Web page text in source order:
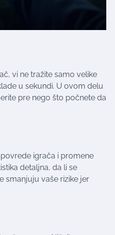
vi ne tražite samo velike
u sekundi. U ovom delu
pre nego što počnete da
igrača i promene
detaljna, da li se
smanjuju vaše rizike jer